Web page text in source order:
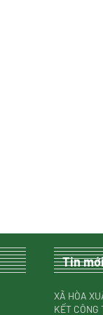
Tin
XÃ HÒA
KẾT CÔNG